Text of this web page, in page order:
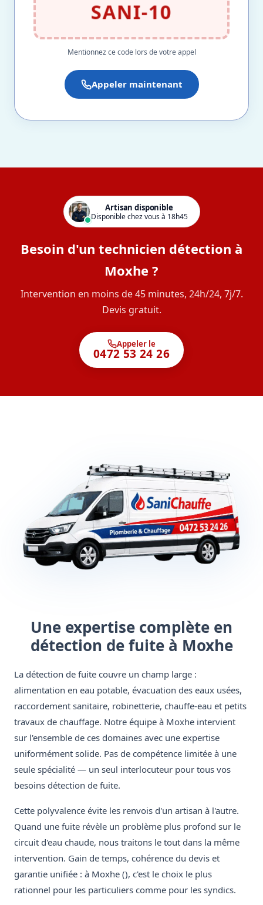
SANI-10
Mentionnez ce code lors de votre appel
Appeler maintenant
Artisan disponible
Disponible chez vous à 18h45
Besoin d'un technicien détection à
Moxhe ?
Intervention en moins de 45 minutes, 24h/24, 7j/7.
Devis gratuit.
Appeler le
0472 53 24 26
Une expertise complète en
détection de fuite à Moxhe
La détection de fuite couvre un champ large :
alimentation en eau potable, évacuation des eaux usées,
raccordement sanitaire, robinetterie, chauffe-eau et petits
travaux de chauffage. Notre équipe à Moxhe intervient
sur l'ensemble de ces domaines avec une expertise
uniformément solide. Pas de compétence limitée à une
seule spécialité — un seul interlocuteur pour tous vos
besoins détection de fuite.
Cette polyvalence évite les renvois d'un artisan à l'autre.
Quand une fuite révèle un problème plus profond sur le
circuit d'eau chaude, nous traitons le tout dans la même
intervention. Gain de temps, cohérence du devis et
garantie unifiée : à Moxhe (), c'est le choix le plus
rationnel pour les particuliers comme pour les syndics.